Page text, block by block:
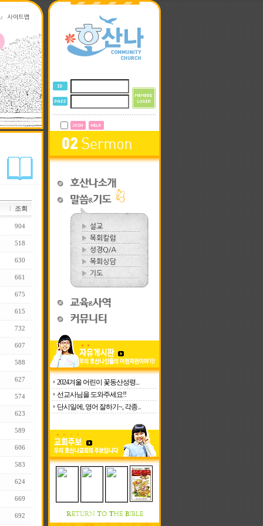
조회
904
518
630
661
675
615
732
607
588
627
574
623
589
606
583
624
669
692
2024겨울 어린이 꽃동산성령...
선교사님을 도와주세요!!
단시일에, 영어 잘하기~, 각종...